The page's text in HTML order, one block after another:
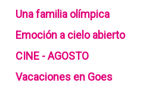
Una familia olímpica
Emoción a cielo abierto
CINE - AGOSTO
Vacaciones en Goes